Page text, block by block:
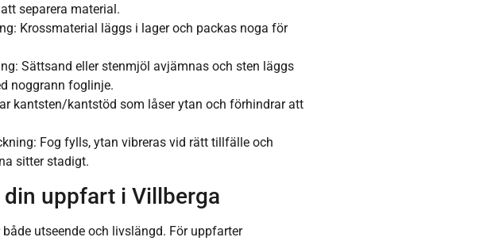
separera material.
Krossmaterial läggs i lager och packas noga för
Sättsand eller stenmjöl avjämnas och sten läggs
noggrann foglinje.
kantsten/kantstöd som låser ytan och förhindrar att
Fog fylls, ytan vibreras vid rätt tillfälle och
sitter stadigt.
uppfart i Villberga
utseende och livslängd. För uppfarter